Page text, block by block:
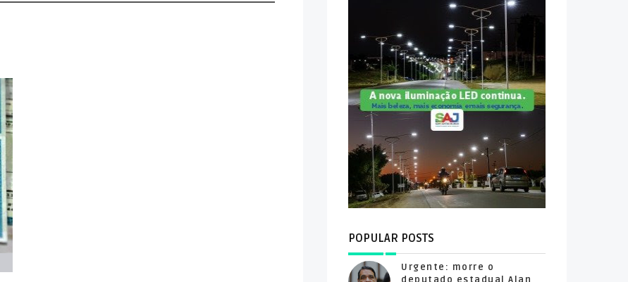
POPULAR POSTS
Urgente: morre o